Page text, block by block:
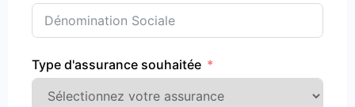
Type d'assurance souhaitée